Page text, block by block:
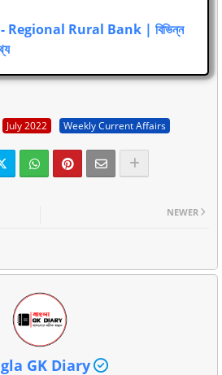
- Regional Rural Bank | বিভিন্ন
July 2022 Weekly Current Affairs
NEWER
GK Diary